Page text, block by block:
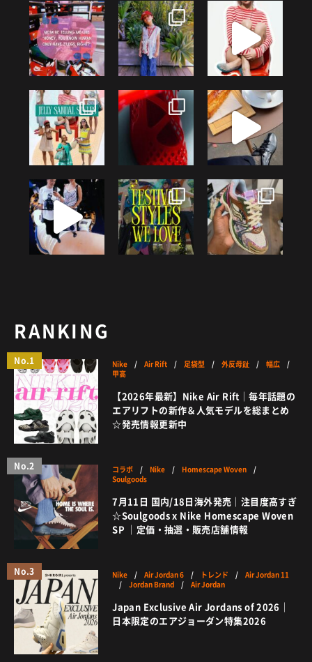
RANKING
No.1 Nike /Air Rift / 足袋型 /外反母趾 /幅広 /
甲高
【2026年最新】Nike Air Rift｜毎年話題の
エアリフトの新作＆人気モデルを総まとめ
☆発売情報更新中
No.2 コラボ / Nike / Homescape Woven /
Soulgoods
7月11日 国内/18日海外発売｜注目度高すぎ
☆Soulgoods x Nike Homescape Woven
SP ｜定価・抽選・販売店舗情報
No.3 Nike /Air Jordan 6 / トレンド /Air Jordan 11
/Jordan Brand /Air Jordan
Japan Exclusive Air Jordans of 2026｜
日本限定のエアジョーダン特集2026